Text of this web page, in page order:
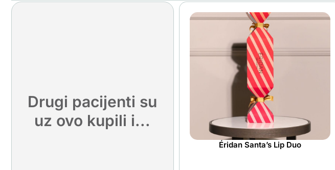
Drugi pacijenti su
uz ovo kupili i...
Éridan Santa’s Lip Duo